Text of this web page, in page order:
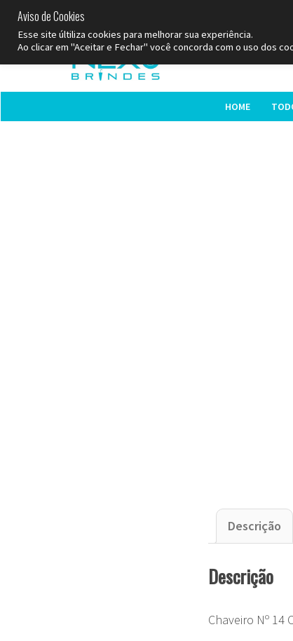
HOME
Descrição
Descrição
Chaveiro Nº 14
Aviso de Cookies
Esse site últiliza cookies para melhorar sua experiência.
Ao clicar em "Aceitar e Fechar" você concorda com o uso dos